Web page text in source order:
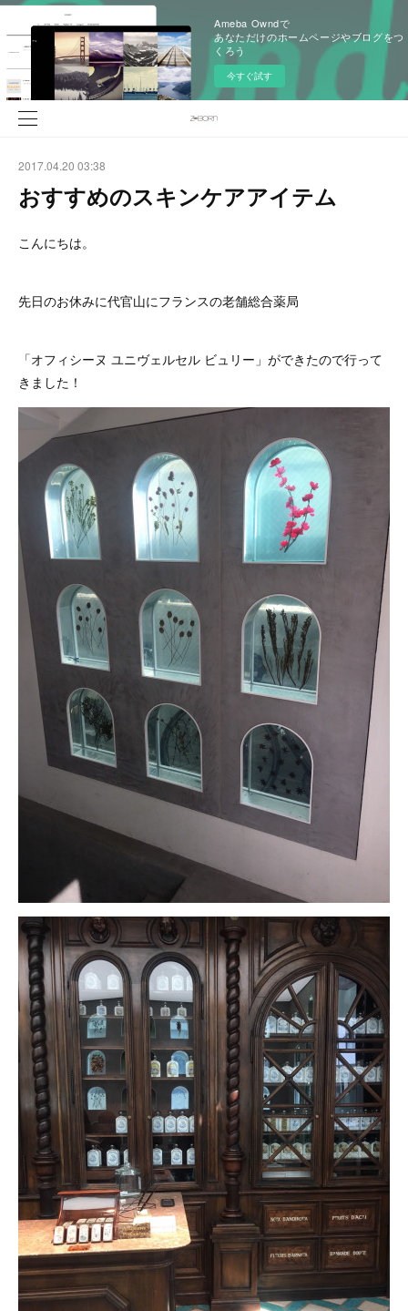
Ameba Owndで
あなただけのホームページやブログをつ
くろう
今すぐ試す
2017.04.20 03:38
おすすめのスキンケアアイテム
こんにちは。
先日のお休みに代官山にフランスの老舗総合薬局
「オフィシーヌ ユニヴェルセル ビュリー」ができたので行って
きました！